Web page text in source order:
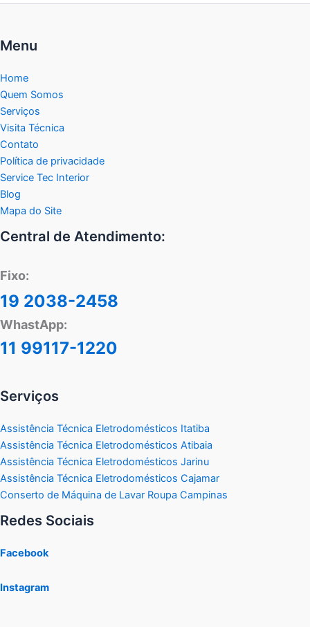
Menu
Home
Quem Somos
Serviços
Visita Técnica
Contato
Política de privacidade
Service Tec Interior
Blog
Mapa do Site
Central de Atendimento:
Fixo:
19 2038-2458
WhastApp:
11 99117-1220
Serviços
Assistência Técnica Eletrodomésticos Itatiba
Assistência Técnica Eletrodomésticos Atibaia
Assistência Técnica Eletrodomésticos Jarinu
Assistência Técnica Eletrodomésticos Cajamar
Conserto de Máquina de Lavar Roupa Campinas
Redes Sociais
Facebook
Instagram